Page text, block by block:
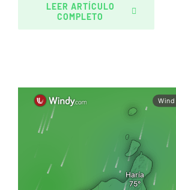
LEER ARTÍCULO
COMPLETO